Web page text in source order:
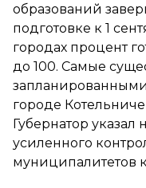
образований
подготовке к 1
городах процент
до 100. Самые
городе
Губернатор указал
усиленного
муниципалитетов